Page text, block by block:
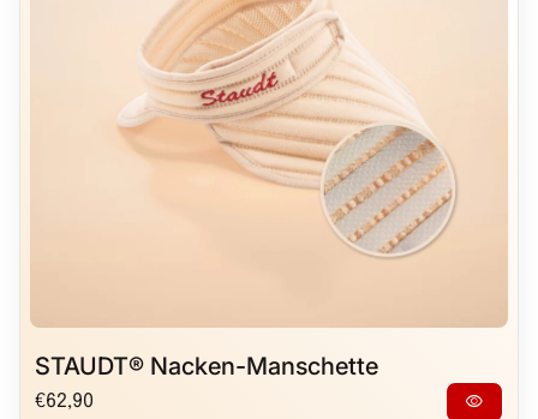
STAUDT® Nacken-Manschette
Regulärer Preis
€62,90 visibility